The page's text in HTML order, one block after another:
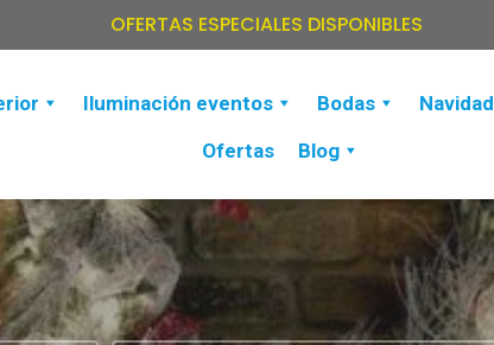
OFERTAS ESPECIALES DISPONIBLES
Iluminación eventos Bodas Navidad
Ofertas
Blog